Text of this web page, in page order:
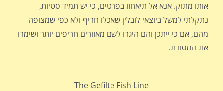
אותו מתוק. אנא אל תיאחזו בפרטים, כי יש תמיד סטיות,
נתקלתי למשל ביוצאי לובלין שאכלו חריף ולא כפי שמצופה
מהם, אם כי ייתכן והם היגרו לשם מאזורים חריפים יותר ושימרו
את המסורת.
The Gefilte Fish Line